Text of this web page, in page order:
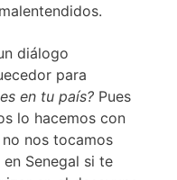
diálogo
para
en tu país? Pues
lo hacemos con
nos tocamos
Senegal si te